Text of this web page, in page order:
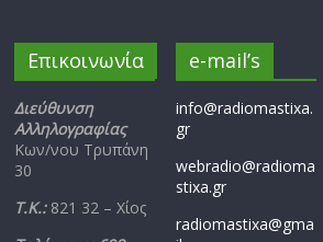
Επικοινωνία
Διεύθυνση
Αλληλογραφίας
Κων/νου Τρυπάνη
30
Τ.Κ.: 821 32 – Χίος
e-mail’s
info@radiomastixa.
gr
webradio@radioma
stixa.gr
radiomastixa@gma